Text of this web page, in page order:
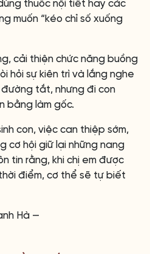
thuốc nội tiết hay các
muốn “kéo chỉ số xuống
cải thiện chức năng buồng
hỏi sự kiên trì và lắng nghe
tắt, nhưng đi con
bằng làm gốc.
con, việc can thiệp sớm,
cơ hội giữ lại những nang
tin rằng, khi chị em được
điểm, cơ thể sẽ tự biết
Hà —